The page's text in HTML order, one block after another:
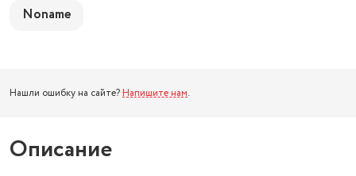
Noname
Нашли ошибку на сайте? Напишите нам.
Описание